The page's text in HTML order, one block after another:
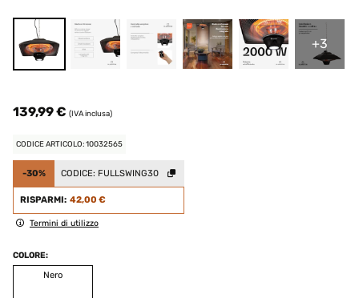
+3
139,99 € (IVA inclusa)
CODICE ARTICOLO: 10032565
-30% CODICE: FULLSWING30
RISPARMI: 42,00 €
Termini di utilizzo
COLORE:
Nero